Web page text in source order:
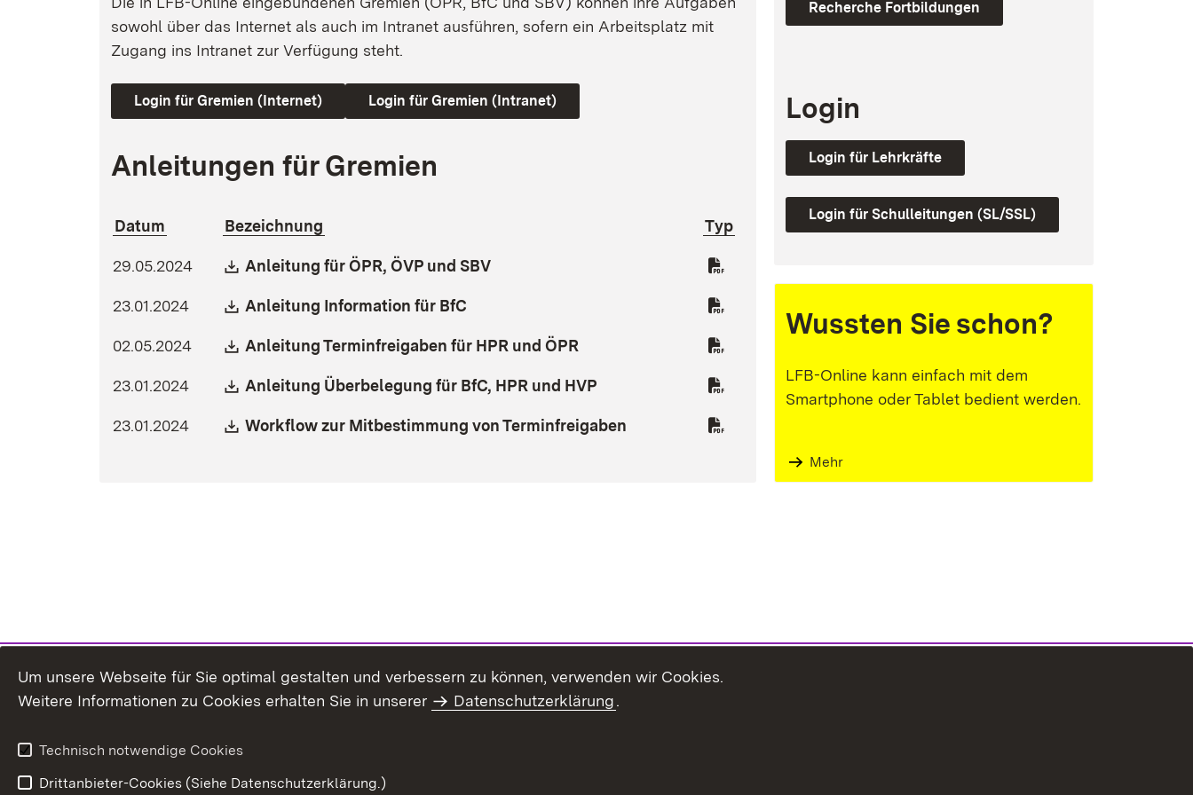
sowohl über das Internet als auch im Intranet ausführen, sofern ein Arbeitsplatz mit
Zugang ins Intranet zur Verfügung steht.
Login für Gremien (Internet) Login für Gremien (Intranet)
Anleitungen für Gremien
Datum Bezeichnung Typ
29.05.2024 Download:
Anleitung für ÖPR, ÖVP und SBV
23.01.2024 Download:
Anleitung Information für BfC
02.05.2024 Download:
Anleitung Terminfreigaben für HPR und ÖPR (Öffnet in neuem Fenster)
23.01.2024 Download:
Anleitung Überbelegung für BfC, HPR und HVP (Öffnet in neuem Fenster)
23.01.2024 Download:
Workflow zur Mitbestimmung von Terminfreigaben (Öffnet in neuem Fenster)
Recherche Fortbildungen
Login
Login für Lehrkräfte
Login für Schulleitungen (SL/SSL)
Wussten Sie schon?
LFB-Online kann einfach mit dem
Smartphone oder Tablet bedient werden.
Mehr
Um unsere Webseite für Sie optimal gestalten und verbessern zu können, verwenden wir Cookies.
Weitere Informationen zu Cookies erhalten Sie in unserer
Datenschutzerklärung.
Technisch notwendige Cookies
Drittanbieter-Cookies (Siehe Datenschutzerklärung.)